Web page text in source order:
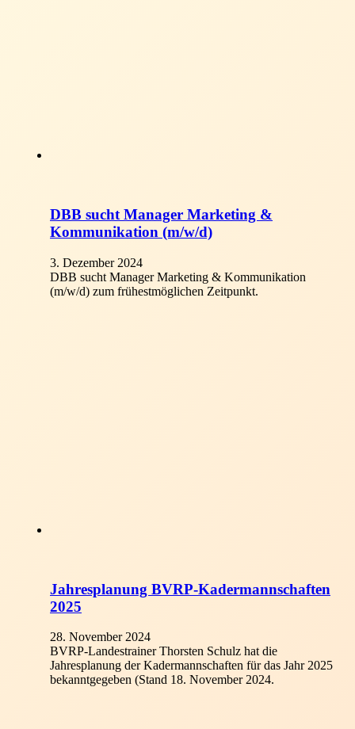
DBB sucht Manager Marketing &
Kommunikation (m/w/d)
3. Dezember 2024
DBB sucht Manager Marketing & Kommunikation
(m/w/d) zum frühestmöglichen Zeitpunkt.
Jahresplanung BVRP-Kadermannschaften
2025
28. November 2024
BVRP-Landestrainer Thorsten Schulz hat die
Jahresplanung der Kadermannschaften für das Jahr 2025
bekanntgegeben (Stand 18. November 2024.